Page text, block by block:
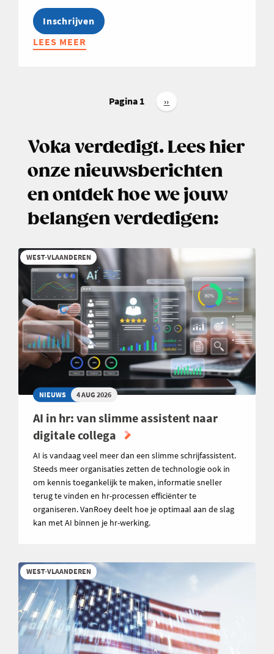
Inschrijven
LEES MEER
ABOUT
BASISREGELS
NIEUWIGHEDEN)
Pagina 1
Volgende
pagina
››
Voka verdedigt. Lees hier
onze nieuwsberichten
en ontdek hoe we jouw
belangen verdedigen:
WEST-VLAANDEREN
NIEUWS 4 AUG 2026
AI in hr: van slimme assistent naar
digitale collega
AI is vandaag veel meer dan een slimme schrijfassistent.
Steeds meer organisaties zetten de technologie ook in
om kennis toegankelijk te maken, informatie sneller
terug te vinden en hr-processen efficiënter te
organiseren. VanRoey deelt hoe je optimaal aan de slag
kan met AI binnen je hr-werking.
WEST-VLAANDEREN